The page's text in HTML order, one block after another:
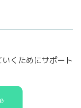
くためにサポート